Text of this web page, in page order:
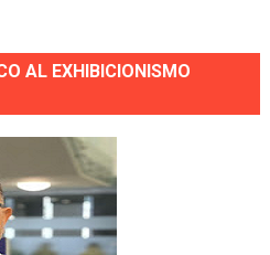
AL EXHIBICIONISMO